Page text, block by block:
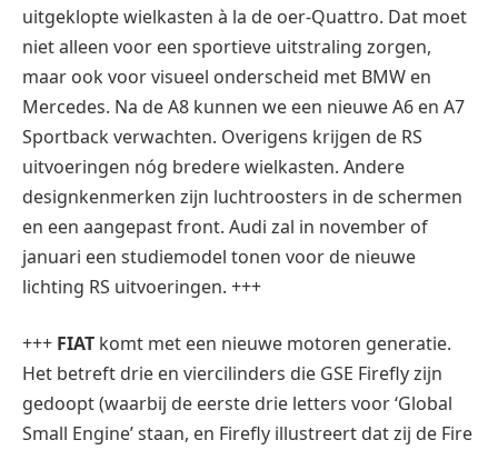
uitgeklopte wielkasten à la de oer-Quattro. Dat moet
niet alleen voor een sportieve uitstraling zorgen,
maar ook voor visueel onderscheid met BMW en
Mercedes. Na de A8 kunnen we een nieuwe A6 en A7
Sportback verwachten. Overigens krijgen de RS
uitvoeringen nóg bredere wielkasten. Andere
designkenmerken zijn luchtroosters in de schermen
en een aangepast front. Audi zal in november of
januari een studiemodel tonen voor de nieuwe
lichting RS uitvoeringen. +++
+++ FIAT komt met een nieuwe motoren generatie.
Het betreft drie en viercilinders die GSE Firefly zijn
gedoopt (waarbij de eerste drie letters voor ‘Global
Small Engine’ staan, en Firefly illustreert dat zij de Fire